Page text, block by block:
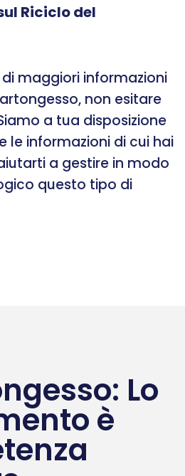
Riciclo del
maggiori informazioni
non esitare
a tua disposizione
le informazioni di cui hai
a gestire in modo
questo tipo di
Lo
è